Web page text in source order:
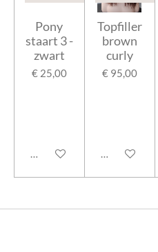
Pony
staart 3 -
zwart
€ 25,00
In winkelwagen
Topfiller
brown
curly
€ 95,00
In